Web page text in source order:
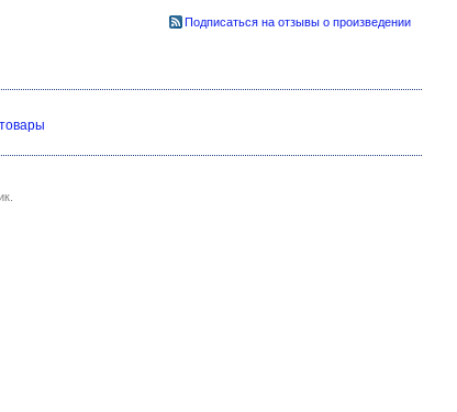
Подписаться на отзывы о произведении